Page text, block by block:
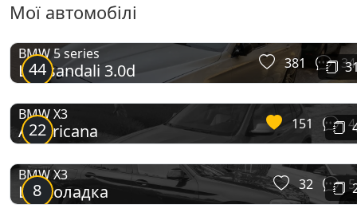
Мої автомобілі
44
BMW 5 series
Lovisandali 3.0d 381 34
22
BMW X3
Americana 151 4
8
BMW X3
Шоколадка 32 5